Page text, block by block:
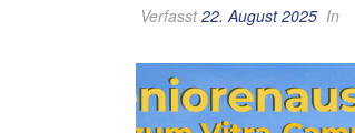
Verfasst22. August 2025 In